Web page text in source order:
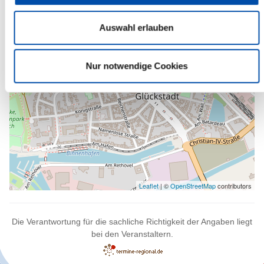
Auswahl erlauben
Nur notwendige Cookies
wandeln.
Leaflet| ©OpenStreetMapcontributors
Die Verantwortung für die sachliche Richtigkeit der Angaben liegt
bei den Veranstaltern.